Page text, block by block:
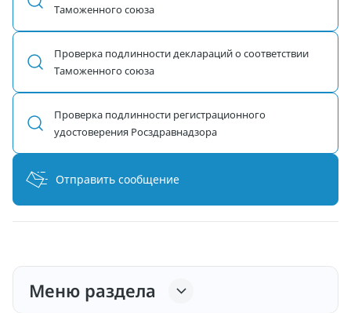
Таможенного союза
Проверка подлинности деклараций о соответствии
Таможенного союза
Проверка подлинности регистрационного
удостоверения Росздравнадзора
Отправить сообщение
Меню раздела